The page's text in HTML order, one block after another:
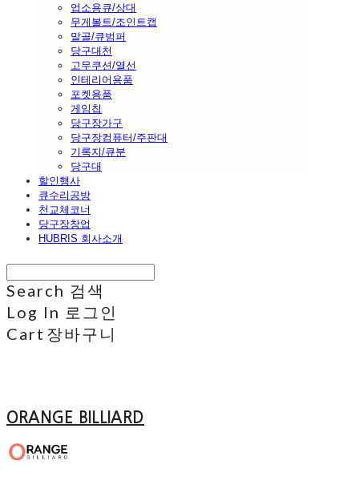
업소용큐/상대
무게볼트/조인트캡
말골/큐범퍼
당구대천
고무쿠션/열선
인테리어용품
포켓용품
게임칩
당구장가구
당구장컴퓨터/주판대
기록지/큐분
당구대
할인행사
큐수리공방
천교체코너
당구장창업
HUBRIS 회사소개
Search 검색
Log In 로그인
Cart 장바구니
ORANGE BILLIARD